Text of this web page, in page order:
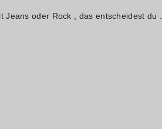
Jeans oder Rock , das entscheidest du .